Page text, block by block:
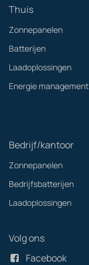
Thuis
Zonnepanelen
Batterijen
Laadoplossingen
Energie management
Bedrijf/kantoor
Zonnepanelen
Bedrijfsbatterijen
Laadoplossingen
Volg ons
Facebook